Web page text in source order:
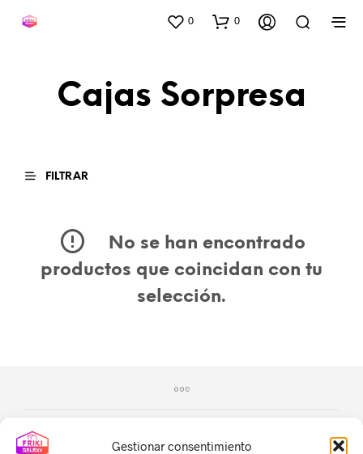
Gestionar consentimiento
0 0
Cajas Sorpresa
FILTRAR
No se han encontrado
productos que coincidan con tu
selección.